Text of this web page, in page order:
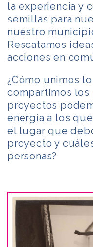
la experiencia y
semillas para
nuestro
Rescatamos
acciones en
¿Cómo unimos
compartimos los
proyectos
energía a los
el lugar que
proyecto y
personas?